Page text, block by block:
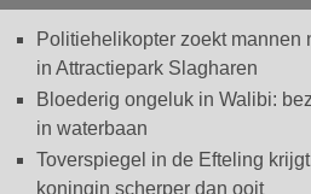
Politiehelikopter zoekt mannen
in Attractiepark Slagharen
Bloederig ongeluk in Walibi:
in waterbaan
Toverspiegel in de Efteling
koningin scherper dan ooit